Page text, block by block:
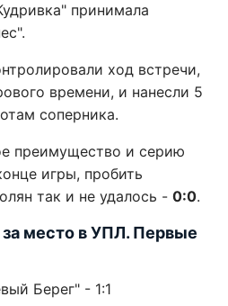
принимала
ход встречи,
времени, и нанесли 5
соперника.
преимущество и серию
игры, пробить
так и не удалось - 0:0.
место в УПЛ. Первые
Берег" - 1:1